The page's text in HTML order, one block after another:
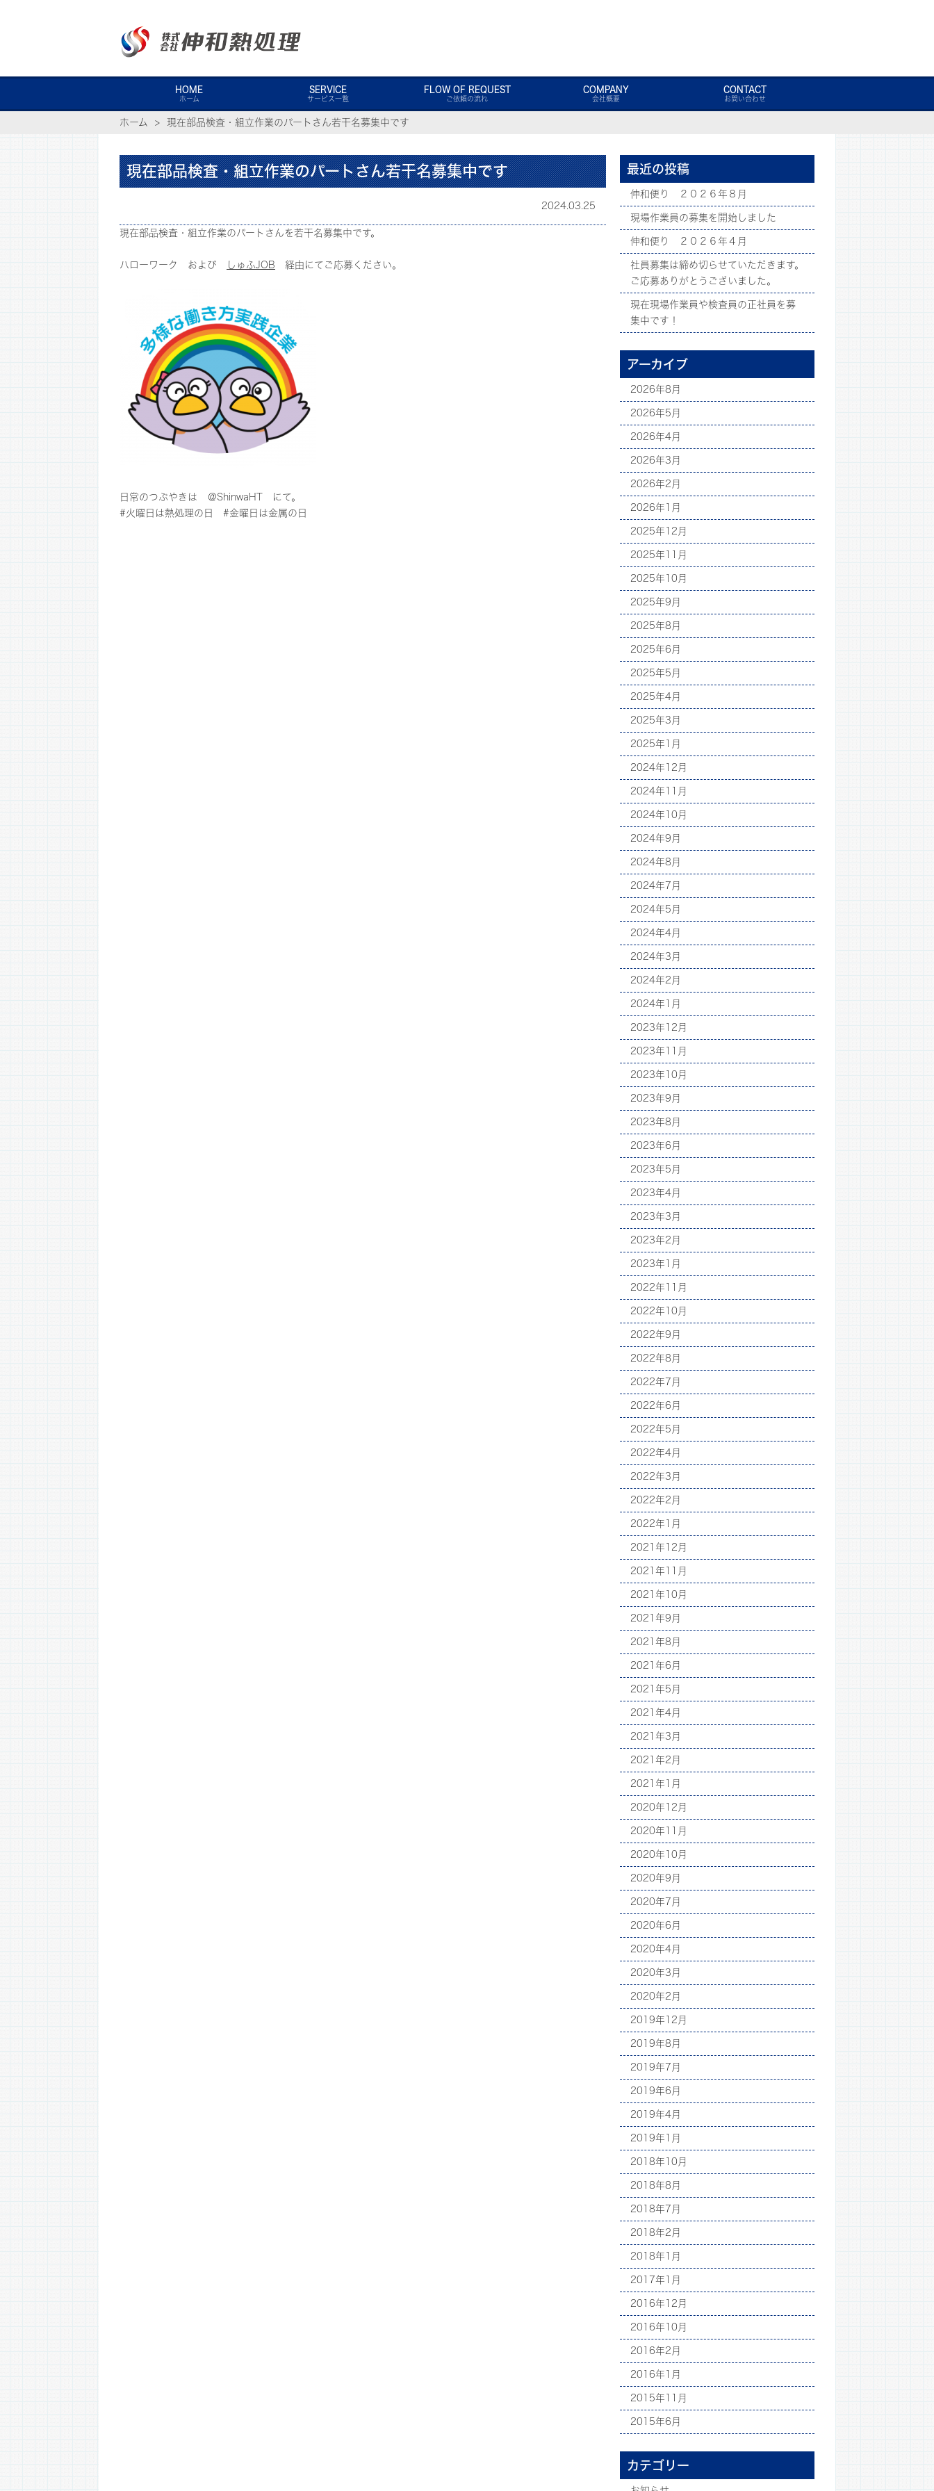
HOME
ホーム
SERVICE
サービス一覧
FLOW OF REQUEST
ご依頼の流れ
COMPANY
会社概要
CONTACT
お問い合わせ
ホーム 現在部品検査・組立作業のパートさん若干名募集中です
現在部品検査・組立作業のパートさん若干名募集中です
2024.03.25
現在部品検査・組立作業のパートさんを若干名募集中です。
ハローワーク および しゅふJOB 経由にてご応募ください。
日常のつぶやきは ＠ShinwaHT
にて。
#火曜日は熱処理の日 #金曜日は金属の日
最近の投稿
伸和便り ２０２６年８月
現場作業員の募集を開始しました
伸和便り ２０２６年４月
社員募集は締め切らせていただきます。
ご応募ありがとうございました。
現在現場作業員や検査員の正社員を募
集中です！
アーカイブ
2026年8月
2026年5月
2026年4月
2026年3月
2026年2月
2026年1月
2025年12月
2025年11月
2025年10月
2025年9月
2025年8月
2025年6月
2025年5月
2025年4月
2025年3月
2025年1月
2024年12月
2024年11月
2024年10月
2024年9月
2024年8月
2024年7月
2024年5月
2024年4月
2024年3月
2024年2月
2024年1月
2023年12月
2023年11月
2023年10月
2023年9月
2023年8月
2023年6月
2023年5月
2023年4月
2023年3月
2023年2月
2023年1月
2022年11月
2022年10月
2022年9月
2022年8月
2022年7月
2022年6月
2022年5月
2022年4月
2022年3月
2022年2月
2022年1月
2021年12月
2021年11月
2021年10月
2021年9月
2021年8月
2021年6月
2021年5月
2021年4月
2021年3月
2021年2月
2021年1月
2020年12月
2020年11月
2020年10月
2020年9月
2020年7月
2020年6月
2020年4月
2020年3月
2020年2月
2019年12月
2019年8月
2019年7月
2019年6月
2019年4月
2019年1月
2018年10月
2018年8月
2018年7月
2018年2月
2018年1月
2017年1月
2016年12月
2016年10月
2016年2月
2016年1月
2015年11月
2015年6月
カテゴリー